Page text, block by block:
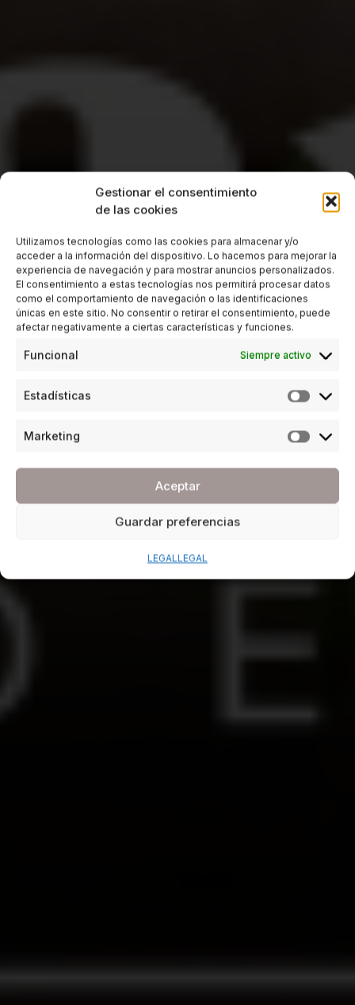
Gestionar el consentimiento
de las cookies
Utilizamos tecnologías como las cookies para almacenar y/o
acceder a la información del dispositivo. Lo hacemos para mejorar la
experiencia de navegación y para mostrar anuncios personalizados.
El consentimiento a estas tecnologías nos permitirá procesar datos
como el comportamiento de navegación o las identificaciones
únicas en este sitio. No consentir o retirar el consentimiento, puede
afectar negativamente a ciertas características y funciones.
Funcional Siempre activo
Estadísticas
Marketing
Aceptar
Guardar preferencias
LEGALLEGAL